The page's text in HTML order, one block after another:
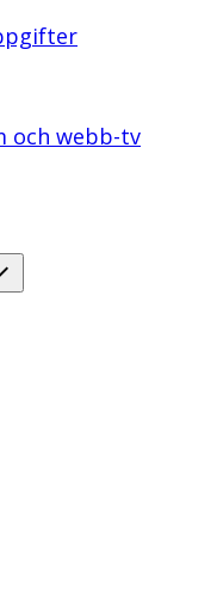
och webb-tv